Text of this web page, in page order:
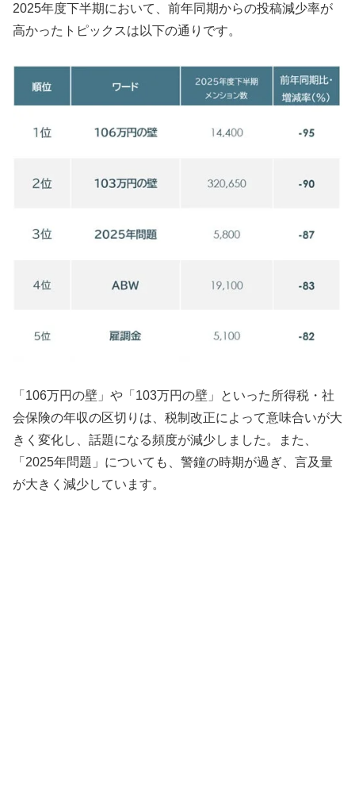
2025年度下半期において、前年同期からの投稿減少率が
高かったトピックスは以下の通りです。
「106万円の壁」や「103万円の壁」といった所得税・社
会保険の年収の区切りは、税制改正によって意味合いが大
きく変化し、話題になる頻度が減少しました。また、
「2025年問題」についても、警鐘の時期が過ぎ、言及量
が大きく減少しています。